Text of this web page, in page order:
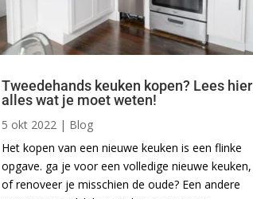
Tweedehands keuken kopen? Lees hier
alles wat je moet weten!
5 okt 2022 | Blog
Het kopen van een nieuwe keuken is een flinke
opgave. ga je voor een volledige nieuwe keuken,
of renoveer je misschien de oude? Een andere